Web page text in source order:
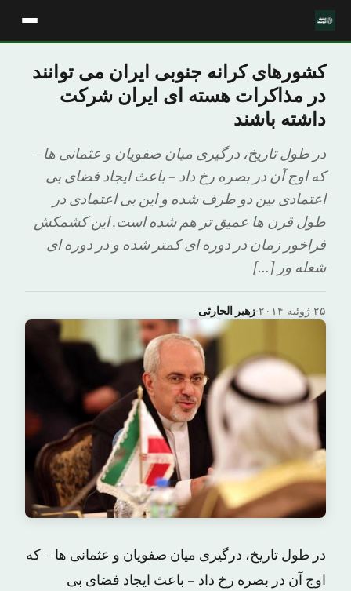
کشورهای کرانه جنوبی ایران می توانند
در مذاکرات هسته ای ایران شرکت
داشته باشند
در طول تاریخ، درگیری میان صفویان و عثمانی ها –
که اوج آن در بصره رخ داد – باعث ایجاد فضای بی
اعتمادی بین دو طرف شده و این بی اعتمادی در
طول قرن ها عمیق تر هم شده است. این کشمکش
فراخور زمان در دوره ای کمتر شده و در دوره ای
شعله ور […]
زهیر الحارثی· ۲۵ ژوئیه ۲۰۱۴
در طول تاریخ، درگیری میان صفویان و عثمانی ها – که
اوج آن در بصره رخ داد – باعث ایجاد فضای بی